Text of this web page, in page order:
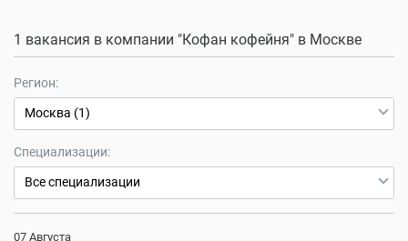
1 вакансия в компании "Кофан кофейня" в Москве
Регион:
Москва (1)
Специализации:
Все специализации
07 Августа